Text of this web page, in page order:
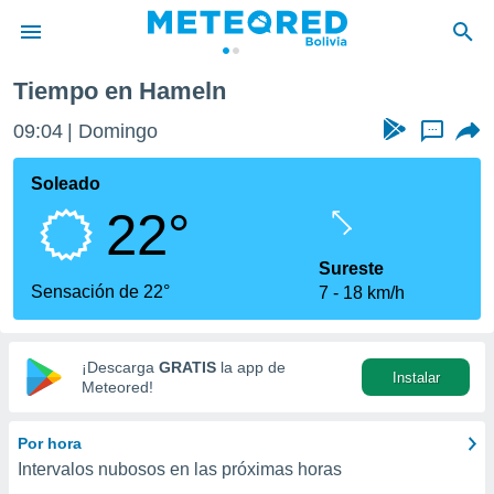
de
ha
calidad.
a este
las
y
digital
basada
Tiempo en Hameln
09:04 Domingo ...
Soleado
22°
Sensación de 22°
Sureste
7
18 km/h
¡Descarga GRATIS la app de
Meteored!
Instalar
Por hora
Intervalos nubosos en las próximas horas